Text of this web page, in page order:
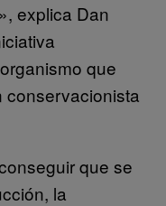
explica Dan
que
conservacionista
que se
la